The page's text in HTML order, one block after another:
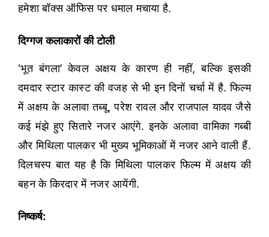
हमेशा बॉक्स ऑफिस पर धमाल मचाया है.
दिग्गज कलाकारों की टोली
‘भूत बंगला’ केवल अक्षय के कारण ही नहीं, बल्कि इसकी
दमदार स्टार कास्ट की वजह से भी इन दिनों चर्चा में है. फिल्म
में अक्षय के अलावा तब्बू, परेश रावल और राजपाल यादव जैसे
कई मंझे हुए सितारे नजर आएंगे. इनके अलावा वामिका गब्बी
और मिथिला पालकर भी मुख्य भूमिकाओं में नजर आने वाली हैं.
दिलचस्प बात यह है कि मिथिला पालकर फिल्म में अक्षय की
बहन के किरदार में नजर आयेंगी.
निष्कर्ष: